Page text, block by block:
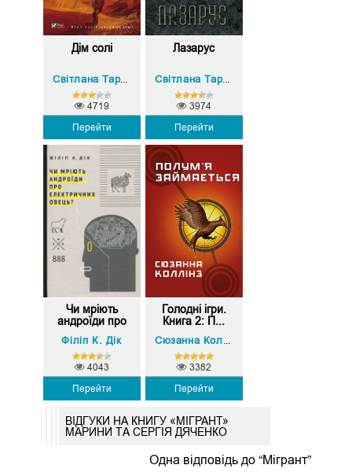
Дім солі
Світлана Тараторіна
Перейти
4719
Лазарус
Світлана Тараторіна
Перейти
3974
Чи мріють
андроїди про
е...
Філіп К. Дік
Перейти
4043
Голодні ігри.
Книга 2: П...
Сюзанна Коллінз
Перейти
3382
ВІДГУКИ НА КНИГУ «МІГРАНТ»
МАРИНИ ТА СЕРГІЯ ДЯЧЕНКО
Одна відповідь до “Мігрант”